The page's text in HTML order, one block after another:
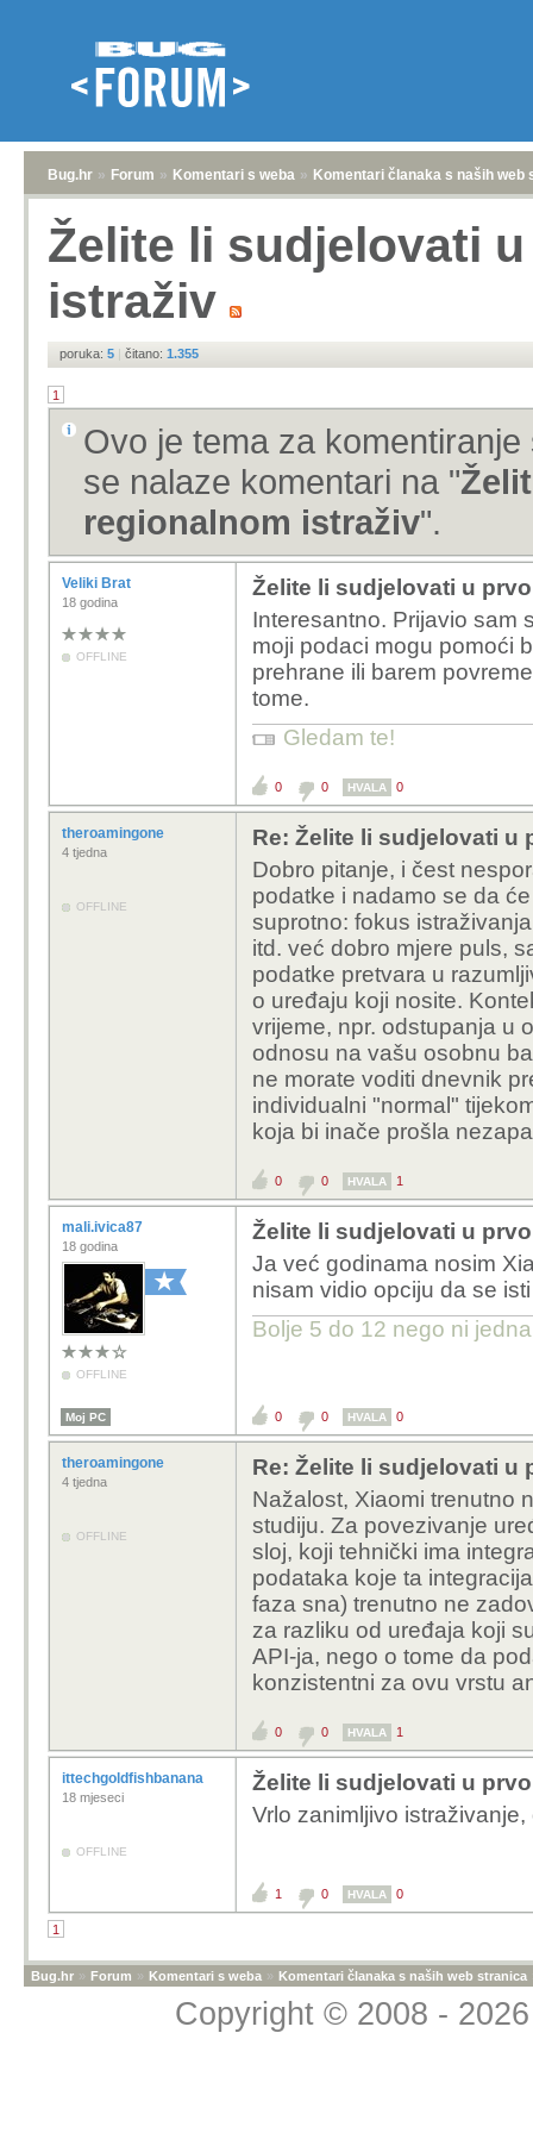
Bug.hr » Forum » Komentari s weba » Komentari članaka s naših web
Želite li sudjelovati
istraživ
poruka: 5 | čitano: 1.355
1
Ovo je tema za
se nalaze komentari na "
regionalnom istraživ".
Veliki Brat
18 godina
OFFLINE
Želite li sudjelovati u
Interesantno. Prijavio sam
moji podaci mogu pomoći
prehrane ili barem
tome.
Gledam te!
0 0 HVALA 0
theroamingone
4 tjedna
OFFLINE
Re: Želite li sudjelovati u
Dobro pitanje, i čest
podatke i nadamo se da
suprotno: fokus
itd. već dobro mjere puls,
podatke pretvara u
o uređaju koji nosite.
vrijeme, npr. odstupanja u
odnosu na vašu osobnu
ne morate voditi dnevnik
individualni "normal"
koja bi inače prošla
0 0 HVALA 1
mali.ivica87
18 godina
OFFLINE
Želite li sudjelovati u
Ja već godinama nosim
nisam vidio opciju da se
Bolje 5 do 12 nego ni
Moj PC 0 0 HVALA 0
theroamingone
4 tjedna
OFFLINE
Re: Želite li sudjelovati u
Nažalost, Xiaomi trenutno
studiju. Za povezivanje
sloj, koji tehnički ima
podataka koje ta
faza sna) trenutno ne
za razliku od uređaja koji
API-ja, nego o tome da
konzistentni za ovu vrstu
0 0 HVALA 1
ittechgoldfishbanana
18 mjeseci
OFFLINE
Želite li sudjelovati u
Vrlo zanimljivo
1 0 HVALA 0
1
Bug.hr » Forum » Komentari s weba » Komentari članaka s naših web stranica
Copyright © 2008 -